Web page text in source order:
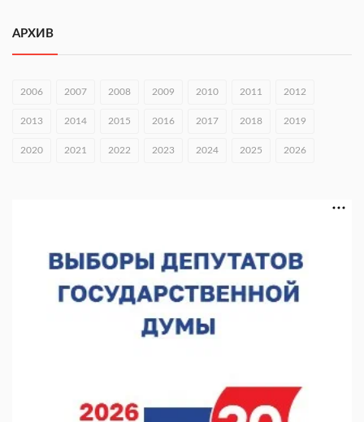
раза
06.08.2026 15:26
Видели ночь, бежали всю ночь... На Нижневолжской
набережной прошел необычный забег
Нижегородские хирурги выполнили трансоральную
АРХИВ
2006 2007 2008 2009 2010 2011 2012
2013 2014 2015 2016 2017 2018 2019
2020 2021 2022 2023 2024 2025 2026